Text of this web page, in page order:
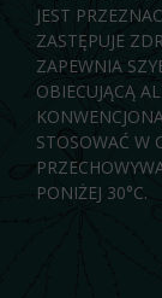
JEST
ZASTĘPUJE
ZAPEWNIA
OBIECUJĄCĄ
STOSOWAĆ W
PONIŻEJ 30°C.